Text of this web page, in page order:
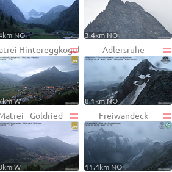
NO 3.4km NO
Hintereggkogel
W
Adlersruhe
8.1km NO
- Goldried
W
Freiwandeck
11.4km NO